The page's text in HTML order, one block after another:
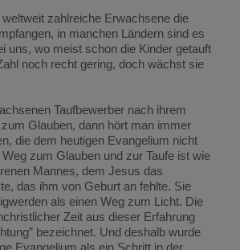
zahlreiche Erwachsene die
in manchen Ländern sind es
uns, wo meist schon die Kinder getauft
noch recht gering, doch wächst sie
Taufbewerber nach ihrem
Glauben, dann hört man immer
die dem heutigen Evangelium nicht
zum Glauben und zur Taufe ist wie
Mannes, dem Jesus das
das ihm von Geburt an fehlte. Sie
als einen Weg zum Licht. Die
Zeit aus dieser Erfahrung
bezeichnet. Und deshalb wurde
Evangelium als ein Schritt in der